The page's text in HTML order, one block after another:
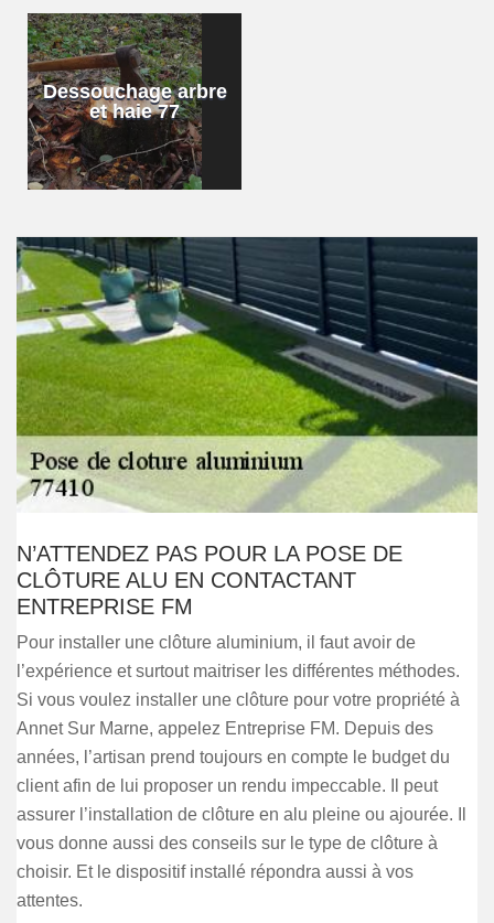
Dessouchage arbre
et haie 77
N’ATTENDEZ PAS POUR LA POSE DE
CLÔTURE ALU EN CONTACTANT
ENTREPRISE FM
Pour installer une clôture aluminium, il faut avoir de
l’expérience et surtout maitriser les différentes méthodes.
Si vous voulez installer une clôture pour votre propriété à
Annet Sur Marne, appelez Entreprise FM. Depuis des
années, l’artisan prend toujours en compte le budget du
client afin de lui proposer un rendu impeccable. Il peut
assurer l’installation de clôture en alu pleine ou ajourée. Il
vous donne aussi des conseils sur le type de clôture à
choisir. Et le dispositif installé répondra aussi à vos
attentes.